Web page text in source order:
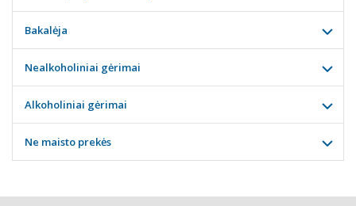
Bakalėja
Nealkoholiniai gėrimai
Alkoholiniai gėrimai
Ne maisto prekės